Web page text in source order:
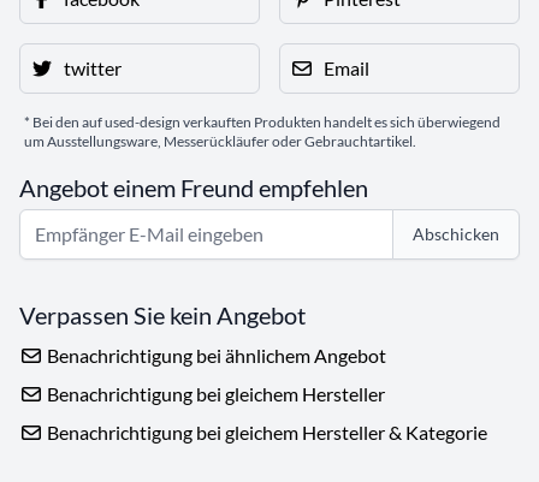
twitter Email
* Bei den auf used-design verkauften Produkten handelt es sich überwiegend
um Ausstellungsware, Messerückläufer oder Gebrauchtartikel.
Angebot einem Freund empfehlen
Abschicken
Verpassen Sie kein Angebot
Benachrichtigung bei ähnlichem Angebot
Benachrichtigung bei gleichem Hersteller
Benachrichtigung bei gleichem Hersteller & Kategorie